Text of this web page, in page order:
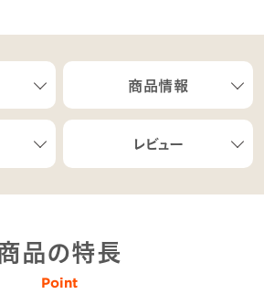
商品情報
レビュー
品の特長
Point